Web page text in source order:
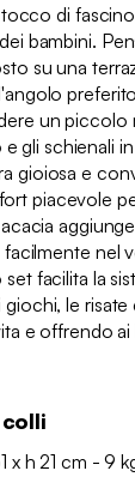
di
bambini.
su una
un piccolo
e gli schienali
gioiosa e
piacevole
nel
facilita la
le risate
e offrendo
x h 21 cm - 9